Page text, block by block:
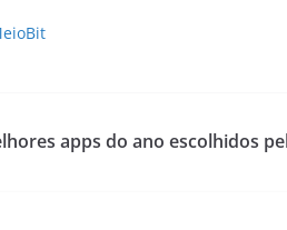
apps do ano escolhidos